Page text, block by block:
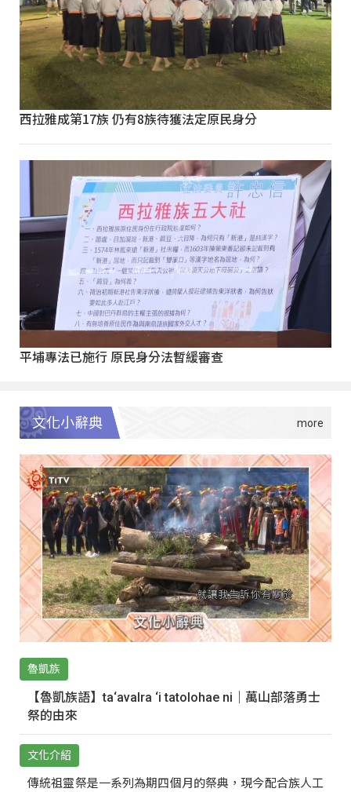
西拉雅成第17族 仍有8族待獲法定原民身分
平埔專法已施行 原民身分法暫緩審查
文化小辭典
魯凱族
【魯凱族語】ta‘avalra ‘i tatolohae ni｜萬山部落勇士
祭的由來
文化介紹
傳統祖靈祭是一系列為期四個月的祭典，現今配合族人工